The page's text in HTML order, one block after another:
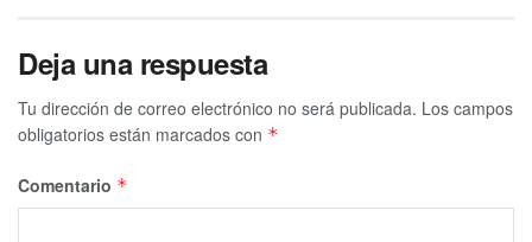
Deja una respuesta
Tu dirección de correo electrónico no será publicada. Los campos
obligatorios están marcados con *
Comentario *